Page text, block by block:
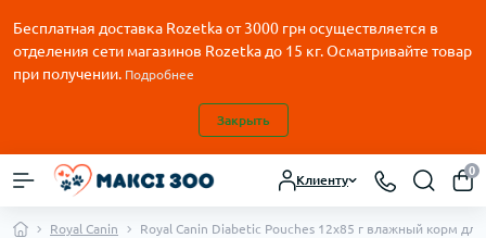
Бесплатная доставка Rozetka от3000 грн осуществляется в
отделения сети магазинов Rozetka до 15 кг. Осматривайте товар
при получении. Подробнее
Закрыть
Клиенту
0
Royal Canin Royal Canin Diabetic Pouches 12х85 г влажный корм